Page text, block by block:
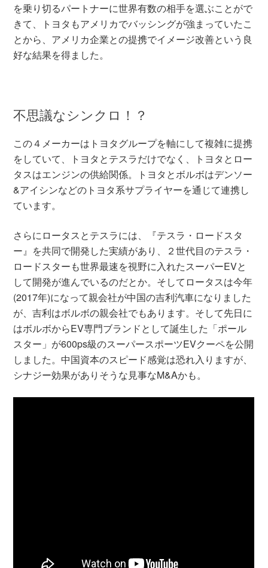
を乗り切るパートナーに世界有数の相手を選ぶことがで
きて、トヨタもアメリカでバッシングが強まっていたこ
とから、アメリカ企業との提携でイメージ改善という良
好な結果を得ました。
不思議なシンクロ！？
この４メーカーはトヨタグループを軸にして複雑に提携
をしていて、トヨタとテスラだけでなく、トヨタとロー
タスはエンジンの供給関係。トヨタとボルボはデンソー
&アイシンなどのトヨタ系サプライヤーを通じて連携し
ています。
さらにロータスとテスラには、『テスラ・ロードスタ
ー』を共同で開発した実績があり、２世代目のテスラ・
ロードスターも世界最速を視野に入れたスーパーEVと
して開発が進んでいるのだとか。そしてロータスは今年
(2017年)になって親会社が中国の吉利汽車になりました
が、吉利はボルボの親会社でもあります。そして先日に
はボルボからEV専門ブランドとして誕生した「ポール
スター」が600ps級のスーパースポーツEVクーペを公開
しました。中国資本のスピード感覚は恐れ入りますが、
シナジー効果がありそうな見事なM&Aかも。